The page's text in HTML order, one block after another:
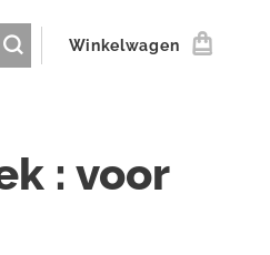
Winkelwagen
: voor